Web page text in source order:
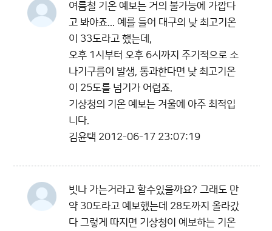
여름철 기온 예보는 거의 불가능에 가깝다
고 봐야죠... 예를 들어 대구의 낮 최고기온
이 33도라고 했는데,
오후 1시부터 오후 6시까지 주기적으로 소
나기구름이 발생, 통과한다면 낮 최고기온
이 25도를 넘기가 어렵죠.
기상청의 기온 예보는 겨울에 아주 최적입
니다.
김윤택 2012-06-17 23:07:19
빗나 가는거라고 할수있을까요? 그래도 만
약 30도라고 예보했는데 28도까지 올라갔
다 그렇게 따지면 기상청이 예보하는 기온